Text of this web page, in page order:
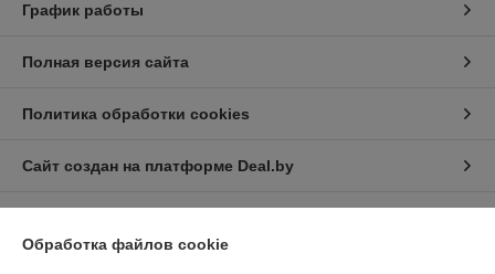
График работы
Полная версия сайта
Политика обработки cookies
Сайт создан на платформе Deal.by
Обработка файлов cookie